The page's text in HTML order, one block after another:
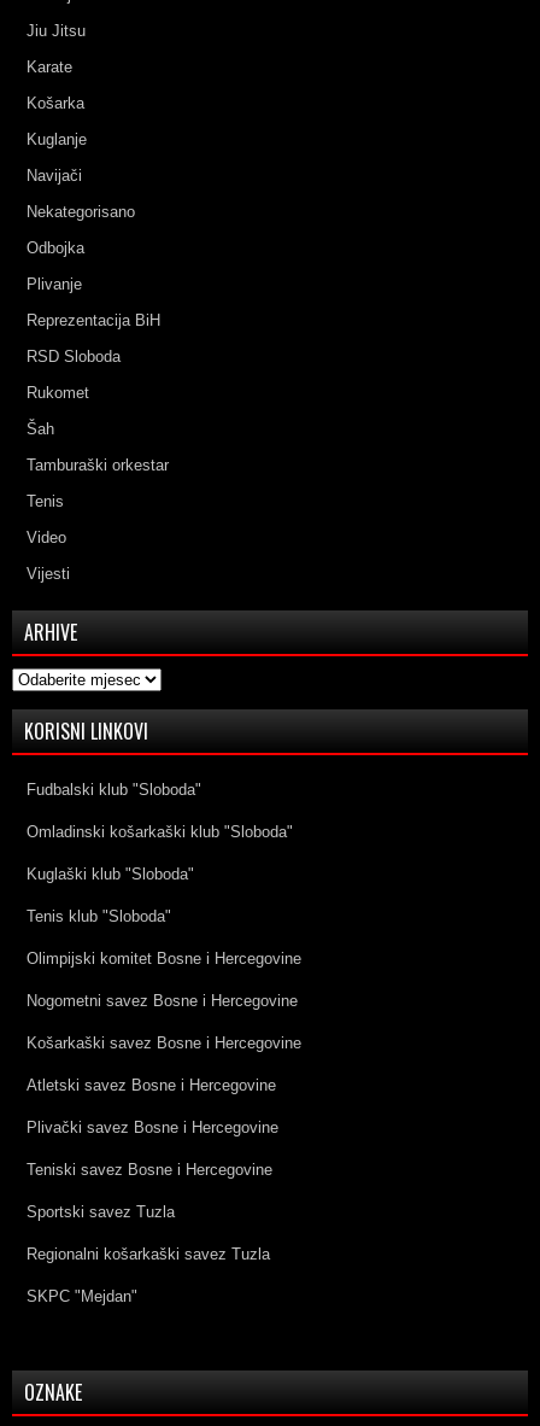
Jiu Jitsu
Karate
Košarka
Kuglanje
Navijači
Nekategorisano
Odbojka
Plivanje
Reprezentacija BiH
RSD Sloboda
Rukomet
Šah
Tamburaški orkestar
Tenis
Video
Vijesti
ARHIVE
Arhive
KORISNI LINKOVI
Fudbalski klub "Sloboda"
Omladinski košarkaški klub "Sloboda"
Kuglaški klub "Sloboda"
Tenis klub "Sloboda"
Olimpijski komitet Bosne i Hercegovine
Nogometni savez Bosne i Hercegovine
Košarkaški savez Bosne i Hercegovine
Atletski savez Bosne i Hercegovine
Plivački savez Bosne i Hercegovine
Teniski savez Bosne i Hercegovine
Sportski savez Tuzla
Regionalni košarkaški savez Tuzla
SKPC "Mejdan"
OZNAKE